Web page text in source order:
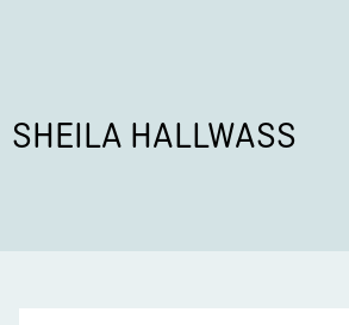
SHEILA HALLWASS